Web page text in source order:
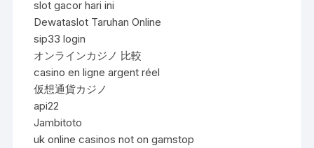
slot gacor hari ini
Dewataslot Taruhan Online
sip33 login
オンラインカジノ 比較
casino en ligne argent réel
仮想通貨カジノ
api22
Jambitoto
uk online casinos not on gamstop